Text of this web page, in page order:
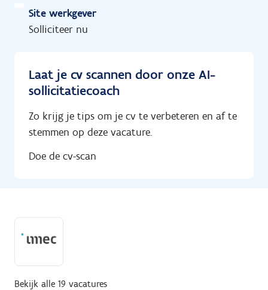
Site werkgever
Solliciteer nu
Laat je cv scannen door onze AI-
sollicitatiecoach
Zo krijg je tips om je cv te verbeteren en af te
stemmen op deze vacature.
Doe de cv-scan
Bekijk alle 19 vacatures